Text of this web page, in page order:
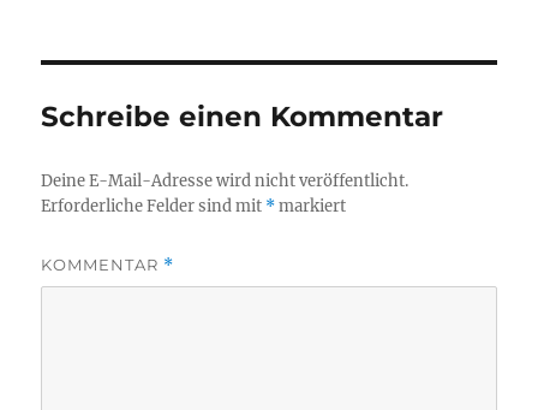
Schreibe einen Kommentar
Deine E-Mail-Adresse wird nicht veröffentlicht.
Erforderliche Felder sind mit *markiert
KOMMENTAR *